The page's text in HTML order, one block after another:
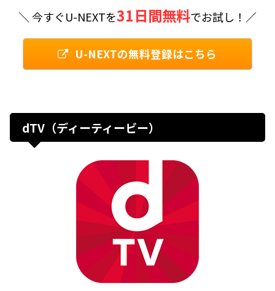
＼ 今すぐU-NEXTを31日間無料でお試し！／
U-NEXTの無料登録はこちら
dTV（ディーティービー）